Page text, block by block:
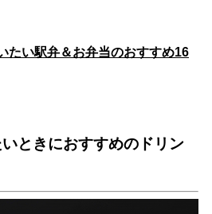
たい駅弁＆お弁当のおすすめ16
ときにおすすめのドリン